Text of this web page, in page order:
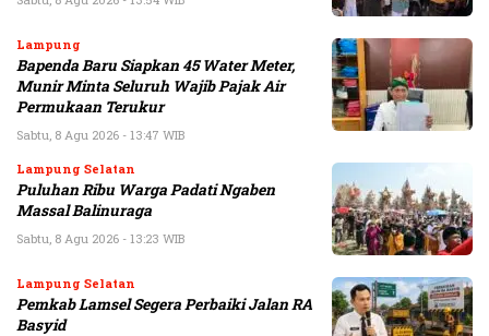
Lampung
Bapenda Baru Siapkan 45 Water Meter,
Munir Minta Seluruh Wajib Pajak Air
Permukaan Terukur
Sabtu, 8 Agu 2026 - 13:47 WIB
Lampung Selatan
Puluhan Ribu Warga Padati Ngaben
Massal Balinuraga
Sabtu, 8 Agu 2026 - 13:23 WIB
Lampung Selatan
Pemkab Lamsel Segera Perbaiki Jalan RA
Basyid